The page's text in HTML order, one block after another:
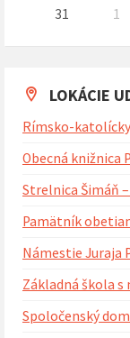
31 1
na
dni
LOKÁCIE
Rímsko-
Obecná knižnica
Strelnica Šimáň
Pamätník
Námestie Juraja
Základná škola
Spoločenský